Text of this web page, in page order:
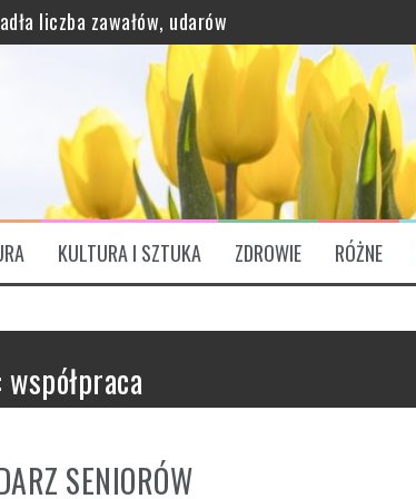
liczba zawałów, udarów
bogaty profil odżywczy
KULTURA I SZTUKA ZDROWIE RÓŻNE
współpraca
SENIORÓW